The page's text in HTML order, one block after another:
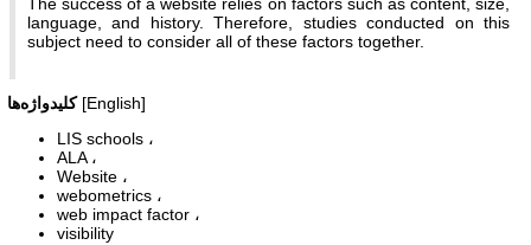
language, and history. Therefore, studies conducted on this
subject need to consider all of these factors together.
کلیدواژه‌ها[English]
LIS schools
ALA
Website
webometrics
web impact factor
visibility